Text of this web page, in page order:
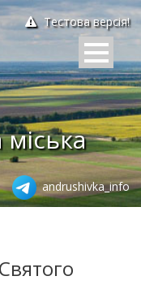
Тестова версія!
andrushivka_info